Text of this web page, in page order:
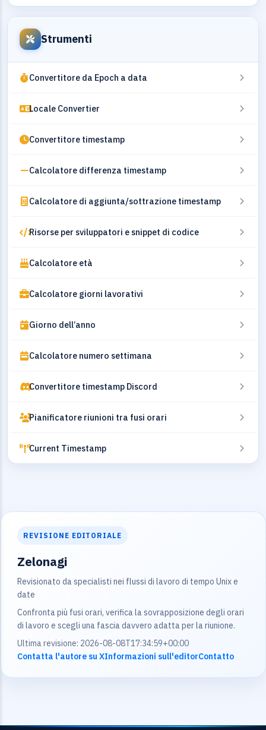
Strumenti
Convertitore da Epoch a data
Locale Convertier
Convertitore timestamp
Calcolatore differenza timestamp
Calcolatore di aggiunta/sottrazione timestamp
Risorse per sviluppatori e snippet di codice
Calcolatore età
Calcolatore giorni lavorativi
Giorno dell’anno
Calcolatore numero settimana
Convertitore timestamp Discord
Pianificatore riunioni tra fusi orari
Current Timestamp
REVISIONE EDITORIALE
Zelonagi
Revisionato da specialisti nei flussi di lavoro di tempo Unix e
date
Confronta più fusi orari, verifica la sovrapposizione degli orari
di lavoro e scegli una fascia davvero adatta per la riunione.
Ultima revisione: 2026-08-08T17:34:59+00:00
Contatta l'autore su XInformazioni sull'editorContatto